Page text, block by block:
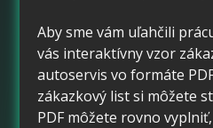
Aby sme vám uľahčili
vás interaktívny vzor
autoservis vo formáte
zákazkový list si môžete
PDF môžete rovno